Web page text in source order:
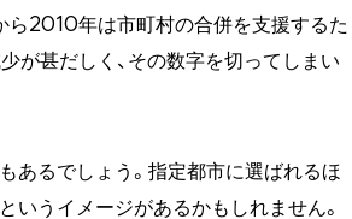
ら2010年は市町村の合併を支援するた
が甚だしく、その数字を切ってしまい
あるでしょう。指定都市に選ばれるほ
いうイメージがあるかもしれません。